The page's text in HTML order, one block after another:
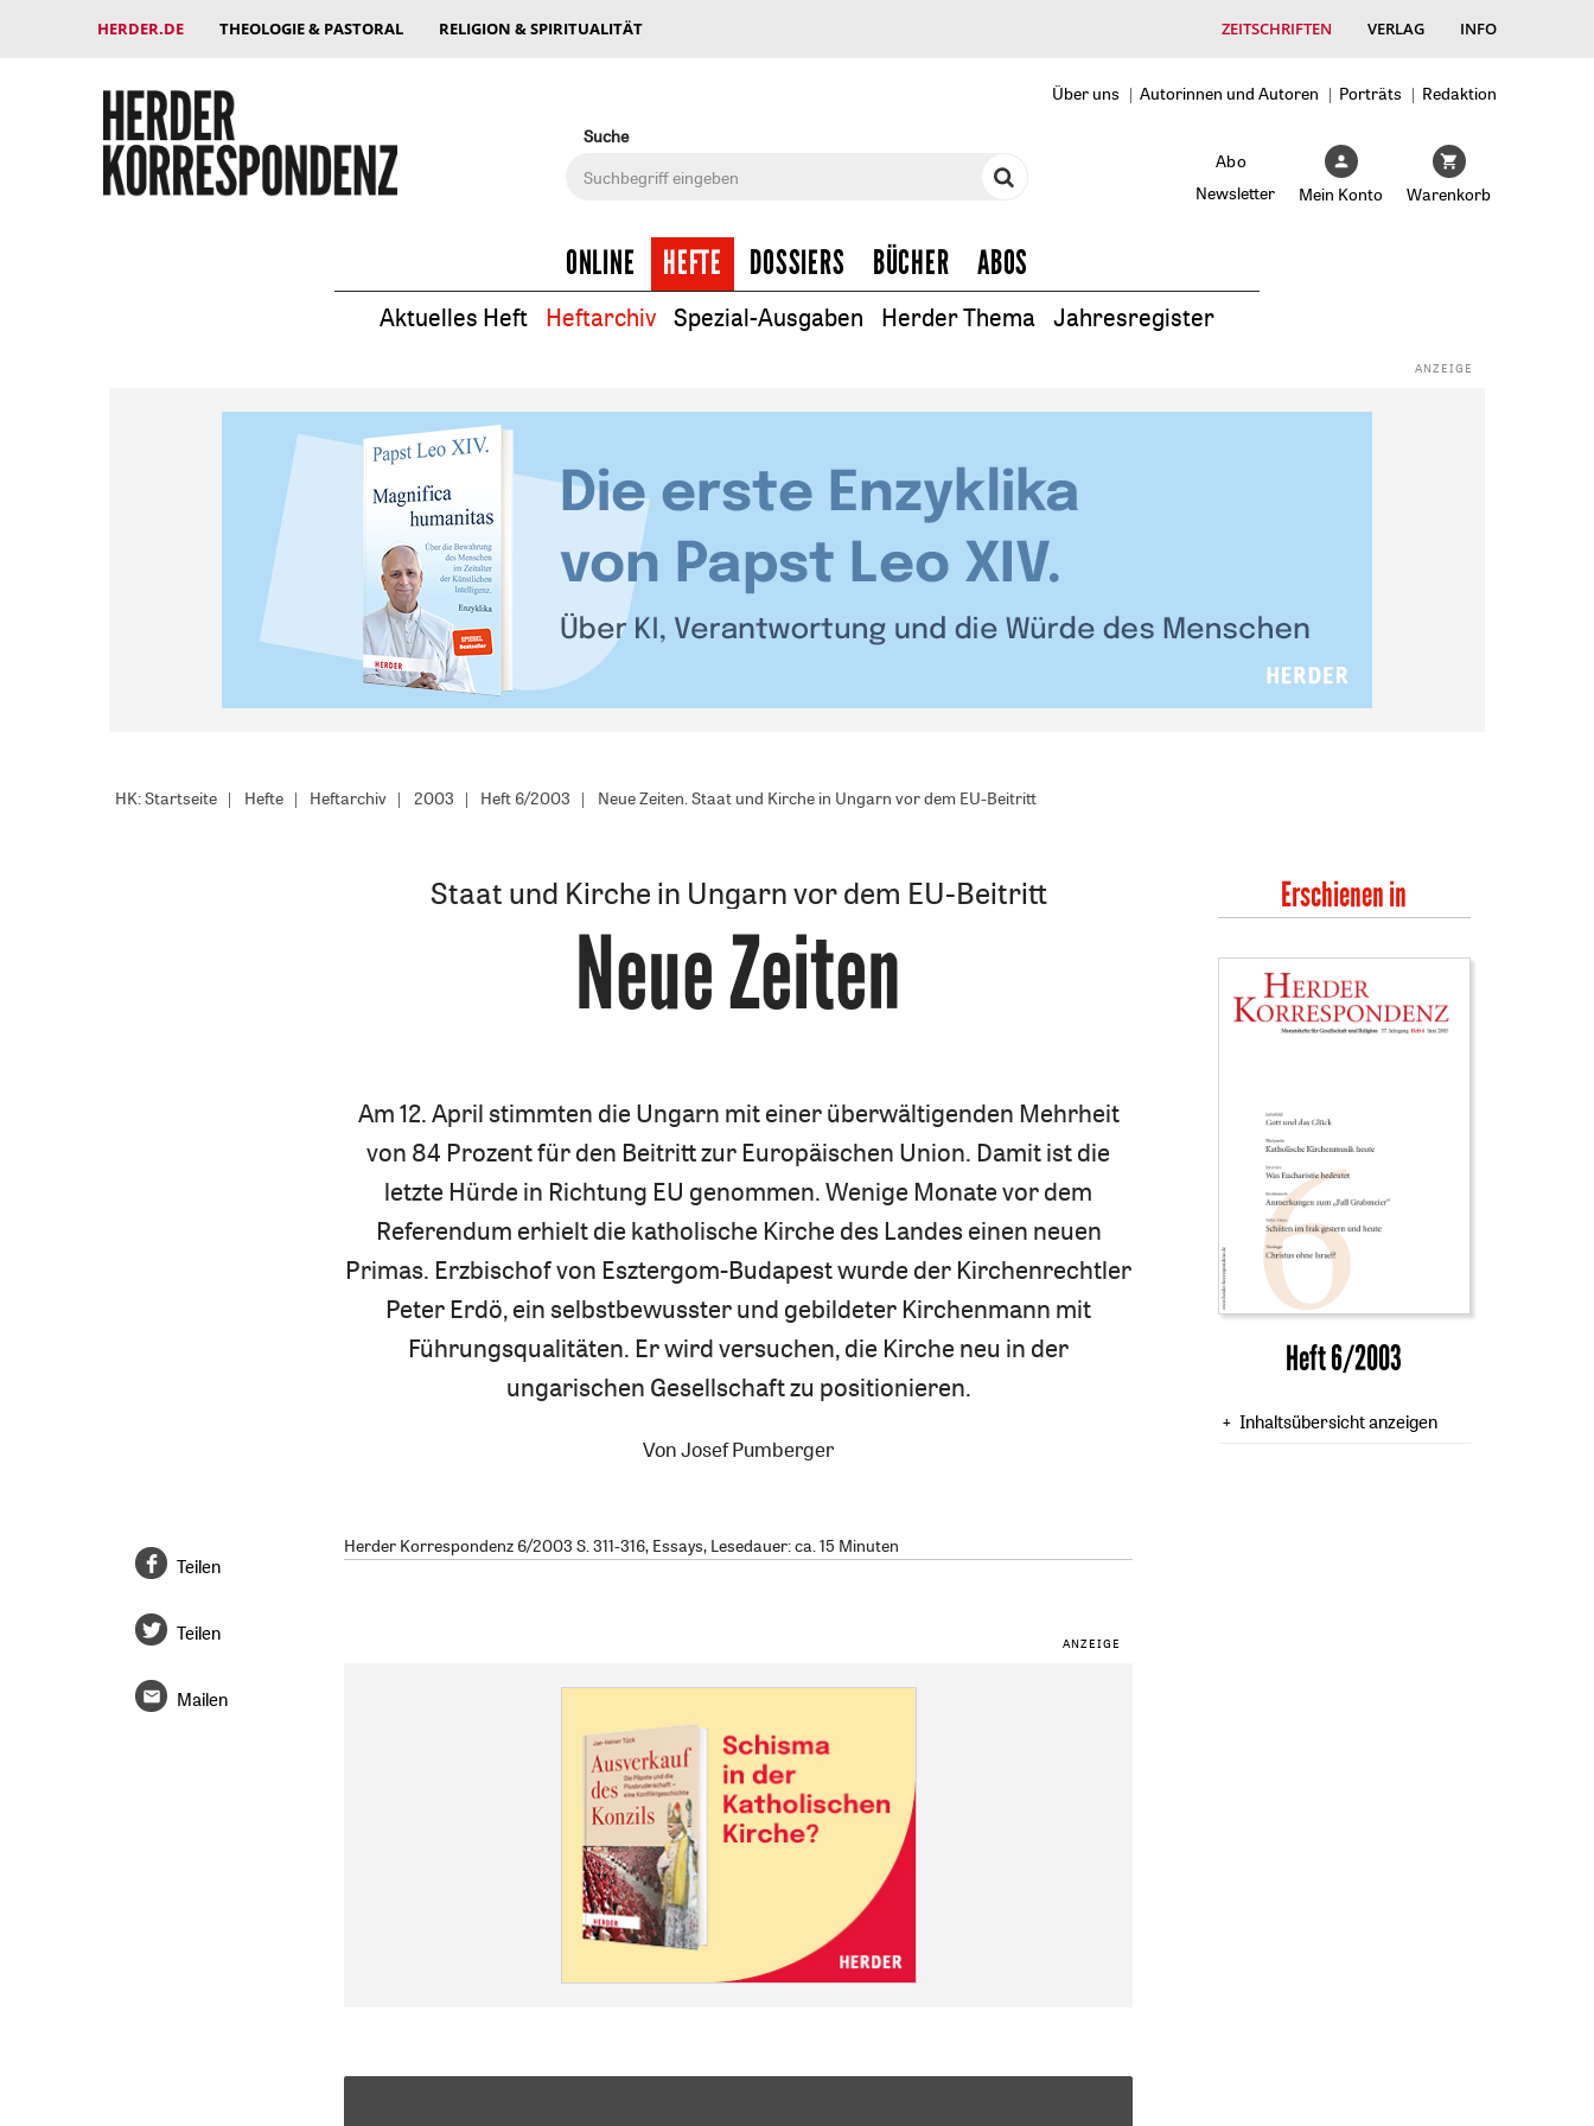
HERDER.DE THEOLOGIE & PASTORAL RELIGION & SPIRITUALITÄT ZEITSCHRIFTEN VERLAG INFO
Über uns Autorinnen und Autoren Porträts
Redaktion
Suche
Abo
Newsletter
Mein Konto Warenkorb
ONLINE HEFTE DOSSIERS BÜCHER ABOS
Aktuelles Heft Heftarchiv Spezial-Ausgaben Herder Thema Jahresregister
HK: Startseite Hefte Heftarchiv 2003 Heft 6/2003 Neue Zeiten. Staat und Kirche in Ungarn vor dem EU-Beitritt
Staat und Kirche in Ungarn vor dem EU-Beitritt
:
Neue Zeiten
Am 12. April stimmten die Ungarn mit einer überwältigenden Mehrheit
von 84 Prozent für den Beitritt zur Europäischen Union. Damit ist die
letzte Hürde in Richtung EU genommen. Wenige Monate vor dem
Referendum erhielt die katholische Kirche des Landes einen neuen
Primas. Erzbischof von Esztergom-Budapest wurde der Kirchenrechtler
Peter Erdö, ein selbstbewusster und gebildeter Kirchenmann mit
Führungsqualitäten. Er wird versuchen, die Kirche neu in der
ungarischen Gesellschaft zu positionieren.
VonJosef Pumberger
Herder Korrespondenz 6/2003 S. 311-316, Essays, Lesedauer: ca. 15 Minuten
Teilen
Teilen
Mailen
Erschienen in
Heft 6/2003
Inhaltsübersicht anzeigen